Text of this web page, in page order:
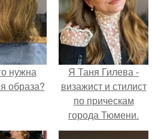
нужна
образа?
Я Таня Гилева -
визажист и стилист
по прическам
города Тюмени.